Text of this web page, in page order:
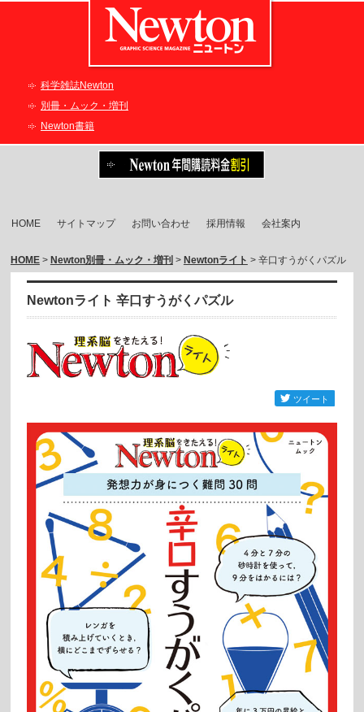
科学雑誌Newton
別冊・ムック・増刊
Newton書籍
HOME サイトマップ お問い合わせ 採用情報 会社案内
HOME> Newton別冊・ムック・増刊 > Newtonライト > 辛口すうがくパズル
Newtonライト 辛口すうがくパズル